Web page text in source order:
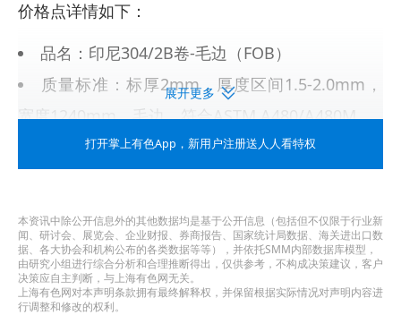
价格点详情如下：
品名：印尼304/2B卷-毛边（FOB）
质量标准：标厚2mm，厚度区间1.5-2.0mm，
宽度1240mm，毛边，符合ASTM A480/A480M
定义：印度尼西亚主要港口离岸价
交付期限：1-3个月
发布时间： 工作日,雅加达时间早上11点
付款条件：以美元结算的即期信用证或T/T, 或其
展开更多
打开掌上有色App ，新用户注册送人人看特权
本资讯中除公开信息外的其他数据均是基于公开信息（包括但不仅限于行业新
闻、研讨会、展览会、企业财报、券商报告、国家统计局数据、海关进出口数
据、各大协会和机构公布的各类数据等等），并依托SMM内部数据库模型，
由研究小组进行综合分析和合理推断得出，仅供参考，不构成决策建议，客户
决策应自主判断，与上海有色网无关。
上海有色网对本声明条款拥有最终解释权，并保留根据实际情况对声明内容进
行调整和修改的权利。